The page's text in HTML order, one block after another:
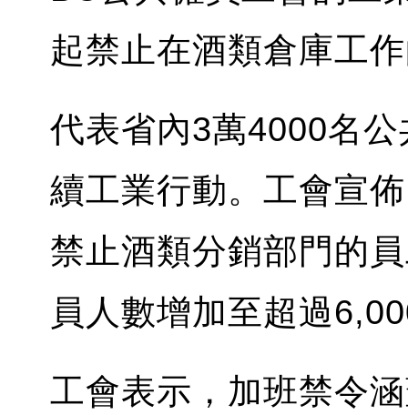
起禁止在酒類倉庫工
代表省內3萬4000名
續工業行動。工會宣
禁止酒類分銷部門的
員人數增加至超過
工會表示，加班禁令